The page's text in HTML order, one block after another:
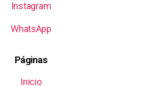
Instagram
WhatsApp
Páginas
Inicio